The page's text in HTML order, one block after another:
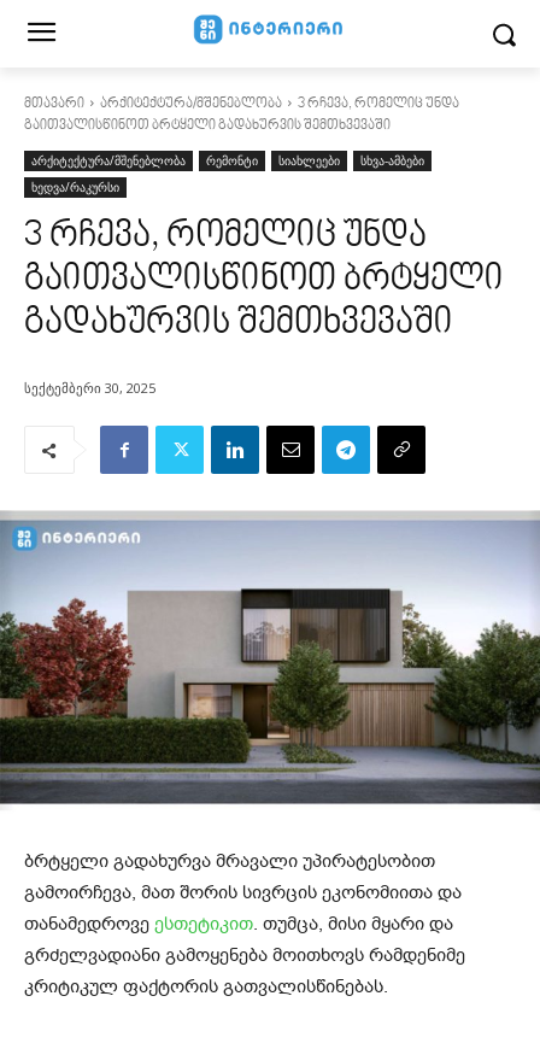
მთავარი არქიტექტურა/მშენებლობა
3 რჩევა, რომელიც უნდა
გაითვალისწინოთ ბრტყელი გადახურვის შემთხვევაში
არქიტექტურა/მშენებლობა რემონტი სიახლეები
სხვა-ამბები
ხედვა/რაკურსი
3 რჩევა, რომელიც უნდა
გაითვალისწინოთ ბრტყელი
გადახურვის შემთხვევაში
სექტემბერი 30, 2025
ბრტყელი გადახურვა მრავალი უპირატესობით
გამოირჩევა, მათ შორის სივრცის ეკონომიითა და
თანამედროვე ესთეტიკით. თუმცა, მისი მყარი და
გრძელვადიანი გამოყენება მოითხოვს რამდენიმე
კრიტიკულ ფაქტორის გათვალისწინებას.